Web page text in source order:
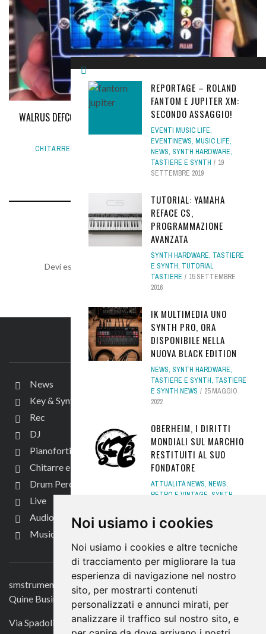
Noi usiamo i cookies
Noi usiamo i cookies e altre tecniche
di tracciamento per migliorare la tua
esperienza di navigazione nel nostro
sito, per mostrarti contenuti
personalizzati e annunci mirati, per
analizzare il traffico sul nostro sito, e
WALRUS DEFCON4, UN PEDALE SPAZIALE PROGETTATO DA RYAN
ADAMS
CHITARRE E BASSI CHITARRE NEWS, NEWS, PEDALI ED
4 SETTEMBRE 2018
LEAVE A REPLY
Devi essere per inviare un commento.
REPORTAGE – ROLAND
FANTOM E JUPITER XM:
SECONDO ASSAGGIO!
EVENTI MUSIC LIFE,
EVENTINEWS, MUSIC LIFE,
NEWS, SYNTH HARDWARE,
TASTIERE E SYNTH
19
SETTEMBRE 2019
TUTORIAL: YAMAHA
REFACE CS,
PROGRAMMAZIONE
AVANZATA
SYNTH HARDWARE, TASTIERE
E SYNTH, TUTORIAL
TASTIERE
15 SETTEMBRE
2016
IK MULTIMEDIA UNO
SYNTH PRO, ORA
DISPONIBILE NELLA
NUOVA BLACK EDITION
NEWS, SYNTH HARDWARE,
TASTIERE E SYNTH, TASTIERE
E SYNTH NEWS
25 MAGGIO
2022
OBERHEIM, I DIRITTI
MONDIALI SUL MARCHIO
RESTITUITI AL SUO
FONDATORE
ATTUALITÀ NEWS, NEWS,
RETRO E VINTAGE SYNTH
SYNTH
TASTIERE E SYNTH
NEWS
5 AGOSTO 2021
KURZWEIL PC4 VS PC3:
IL CONFRONTO!
INCHIESTE , MUSIC LIFE NEWS
SYNTH HARDWARE
E SYNTH, TASTIERE E SYNTH
NEWS
16 AGOSTO 2021
IL SITO
News
Key & Synth
Rec
DJ
Pianoforti e Arranger
Chitarre e bassi
Drum Perc
Live
Audio per video
Music Life
CONTATTACI
smstrumentimusicali.it
Quine Business Publisher
Via Spadolini 7